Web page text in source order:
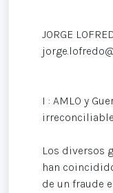
JORGE
I : AMLO y
Los diversos
han
de un fraude